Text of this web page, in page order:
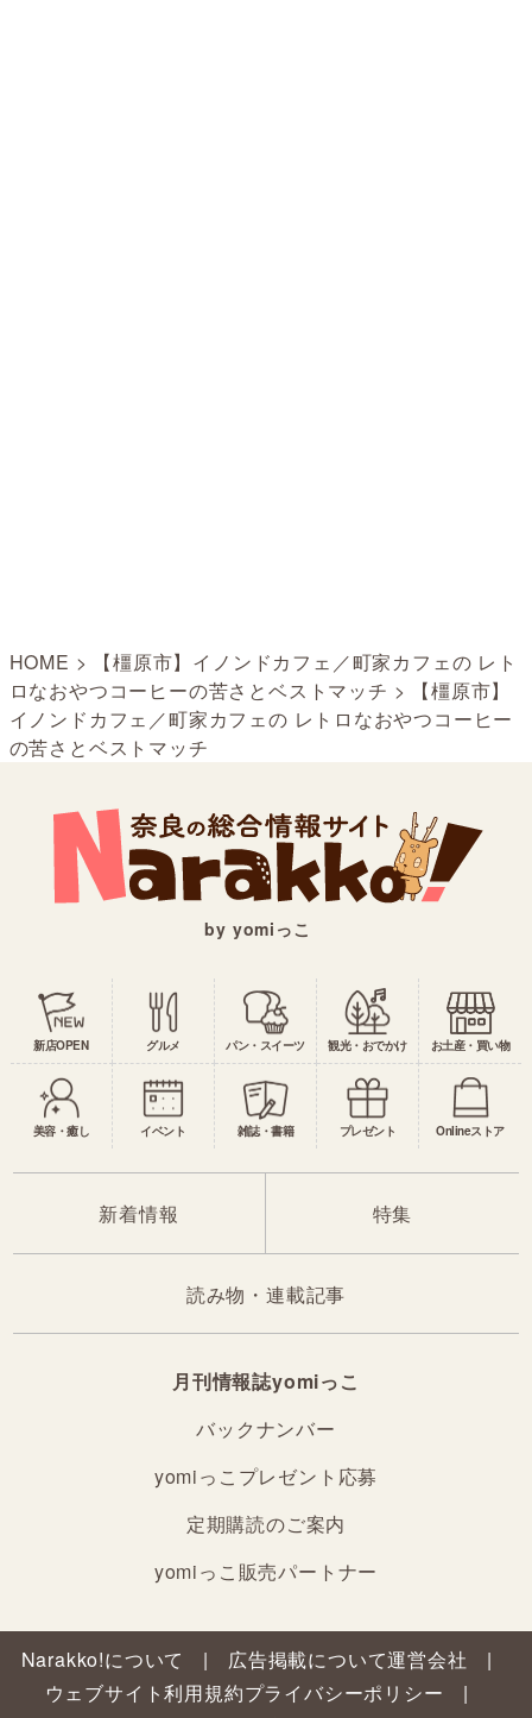
HOME >
【橿原市】イノンドカフェ／町家カフェの レト
ロなおやつコーヒーの苦さとベストマッチ >
【橿原市】
イノンドカフェ／町家カフェの レトロなおやつコーヒー
の苦さとベストマッチ
by yomiっこ
新店OPEN グルメ パン・スイーツ 観光・おでかけ お土産・買い物
美容・癒し イベント 雑誌・書籍 プレゼント Onlineストア
新着情報 特集
読み物・連載記事
月刊情報誌yomiっこ
バックナンバー
yomiっこプレゼント応募
定期購読のご案内
yomiっこ販売パートナー
Narakko!について 広告掲載について運営会社
ウェブサイト利用規約プライバシーポリシー